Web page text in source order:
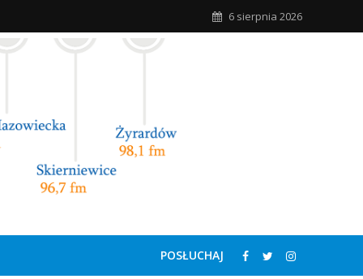
6 sierpnia 2026
POSŁUCHAJ